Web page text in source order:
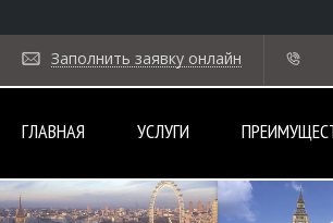
Заполнить заявку онлайн
ГЛАВНАЯ УСЛУГИ